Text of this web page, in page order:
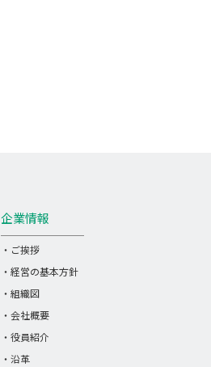
企業情報
・ご挨拶
・経営の基本方針
・組織図
・会社概要
・役員紹介
・沿革